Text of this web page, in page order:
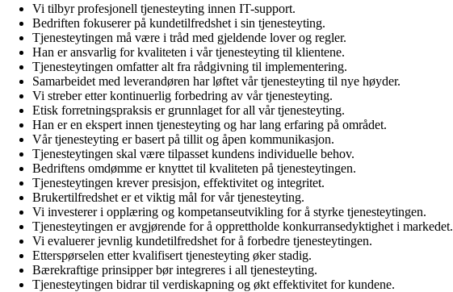
Vi tilbyr profesjonell tjenesteyting innen IT-support.
Bedriften fokuserer på kundetilfredshet i sin tjenesteyting.
Tjenesteytingen må være i tråd med gjeldende lover og regler.
Han er ansvarlig for kvaliteten i vår tjenesteyting til klientene.
Tjenesteytingen omfatter alt fra rådgivning til implementering.
Samarbeidet med leverandøren har løftet vår tjenesteyting til nye høyder.
Vi streber etter kontinuerlig forbedring av vår tjenesteyting.
Etisk forretningspraksis er grunnlaget for all vår tjenesteyting.
Han er en ekspert innen tjenesteyting og har lang erfaring på området.
Vår tjenesteyting er basert på tillit og åpen kommunikasjon.
Tjenesteytingen skal være tilpasset kundens individuelle behov.
Bedriftens omdømme er knyttet til kvaliteten på tjenesteytingen.
Tjenesteytingen krever presisjon, effektivitet og integritet.
Brukertilfredshet er et viktig mål for vår tjenesteyting.
Vi investerer i opplæring og kompetanseutvikling for å styrke tjenesteytingen.
Tjenesteytingen er avgjørende for å opprettholde konkurransedyktighet i markedet.
Vi evaluerer jevnlig kundetilfredshet for å forbedre tjenesteytingen.
Etterspørselen etter kvalifisert tjenesteyting øker stadig.
Bærekraftige prinsipper bør integreres i all tjenesteyting.
Tjenesteytingen bidrar til verdiskapning og økt effektivitet for kundene.